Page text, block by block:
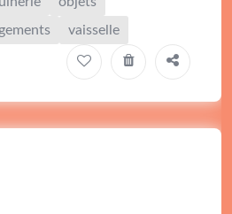
vaisselle